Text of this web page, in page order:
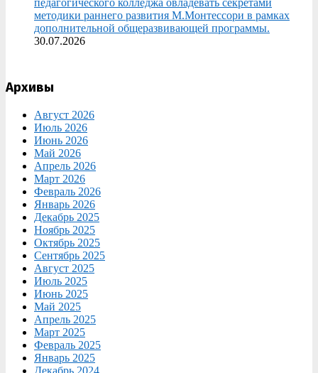
педагогического колледжа овладевать секретами
методики раннего развития М.Монтессори в рамках
дополнительной общеразвивающей программы.
30.07.2026
Архивы
Август 2026
Июль 2026
Июнь 2026
Май 2026
Апрель 2026
Март 2026
Февраль 2026
Январь 2026
Декабрь 2025
Ноябрь 2025
Октябрь 2025
Сентябрь 2025
Август 2025
Июль 2025
Июнь 2025
Май 2025
Апрель 2025
Март 2025
Февраль 2025
Январь 2025
Декабрь 2024